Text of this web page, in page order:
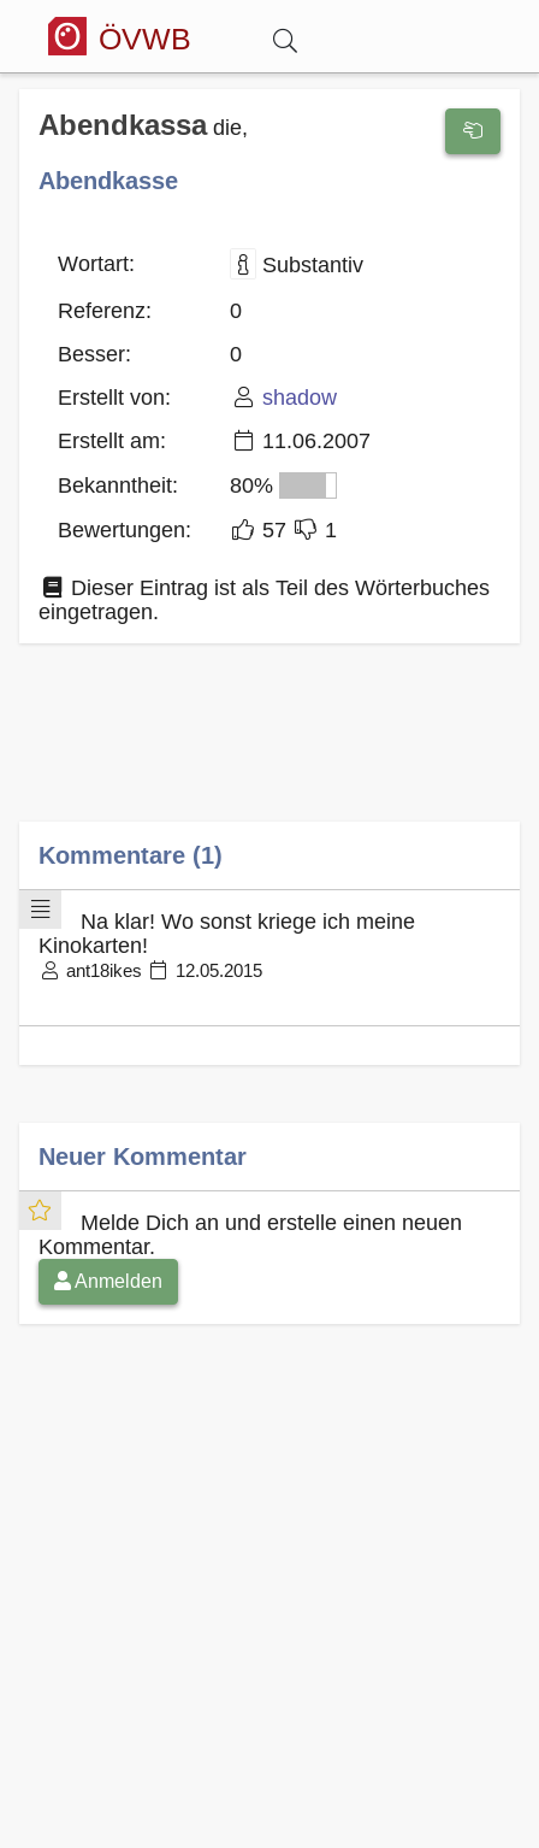
ÖVWB
Anmelden
Wörterbuch
Hitparade
Blog
Abendkassadie,
Abendkasse
Wortart:
Substantiv
Referenz:
0
Besser:
0
Erstellt von:
shadow
Erstellt am:
11.06.2007
Bekanntheit:
80%
Bewertungen:
57 1
Dieser Eintrag ist als Teil des Wörterbuches
eingetragen.
Kommentare (1)
Na klar! Wo sonst kriege ich meine
Kinokarten!
ant18ikes 12.05.2015
Neuer Kommentar
Melde Dich an und erstelle einen neuen
Kommentar.
Anmelden